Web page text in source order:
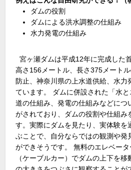
ダムの役割
ダムによる洪水調整の仕組み
水力発電の仕組み
宮ヶ瀬ダムは平成12年に完成した
高さ156メートル、長さ375メート
防止、神奈川県の上水道供給、水力
ています。 ダムに併設された「水
道の仕組み、発電の仕組みなどにつ
がされており、ダムの役割や仕組み
す。実際にダムを見たり、実体験を
ぶことで、自分ならではの観測や発
ができそうです。 無料のエレベー
（ケーブルカー）でダムの上下を